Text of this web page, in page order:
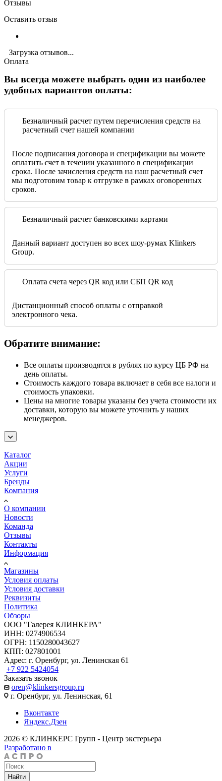
Отзывы
Оставить отзыв
Загрузка отзывов...
Оплата
Вы всегда можете выбрать один из наиболее
удобных вариантов оплаты:
Безналичный расчет путем перечисления средств на
расчетный счет нашей компании
После подписания договора и спецификации вы можете
оплатить счет в течении указанного в спецификации
срока. После зачисления средств на наш расчетный счет
мы подготовим товар к отгрузке в рамках оговоренных
сроков.
Безналичный расчет банковскими картами
Данный вариант доступен во всех шоу-румах Klinkers
Group.
Оплата счета через QR код или СБП QR код
Дистанционный способ оплаты с отправкой
электронного чека.
Обратите внимание:
Все оплаты производятся в рублях по курсу ЦБ РФ на
день оплаты.
Стоимость каждого товара включает в себя все налоги и
стоимость упаковки.
Цены на многие товары указаны без учета стоимости их
доставки, которую вы можете уточнить у наших
менеджеров.
Каталог
Акции
Услуги
Бренды
Компания
О компании
Новости
Команда
Отзывы
Контакты
Информация
Магазины
Условия оплаты
Условия доставки
Реквизиты
Политика
Обзоры
ООО "Галерея КЛИНКЕРА"
ИНН: 0274906534
ОГРН: 1150280043627
КПП: 027801001
Адрес: г. Оренбург, ул. Ленинская 61
+7 922 5424054
Заказать звонок
oren@klinkersgroup.ru
г. Оренбург, ул. Ленинская, 61
Вконтакте
Яндекс.Дзен
2026 © КЛИНКЕРС Групп - Центр экстерьера
Разработано в
Найти